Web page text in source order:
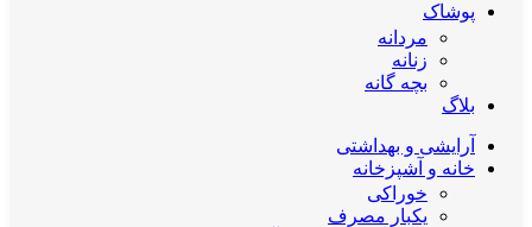
پوشاک
مردانه
زنانه
بچه گانه
بلاگ
آرایشی و بهداشتی
خانه و آشپزخانه
خوراکی
یکبار مصرف